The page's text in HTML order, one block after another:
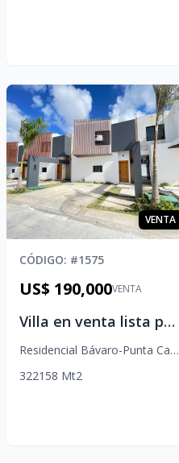
Del Yuma
VENTA
CÓDIGO: #1575
VENTA
US$ 190,000
Villa en venta lista para entregar en Bávaro, Punta Cana
Residencial Bávaro-Punta Cana
322158 Mt2